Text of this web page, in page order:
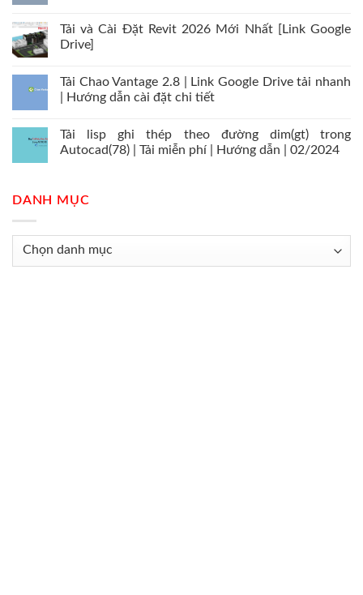
Tải và Cài Đặt Revit 2026 Mới Nhất [Link Google
Drive]
Tải Chao Vantage 2.8 | Link Google Drive tải nhanh
| Hướng dẫn cài đặt chi tiết
Tải lisp ghi thép theo đường dim(gt) trong
Autocad(78) | Tải miễn phí | Hướng dẫn | 02/2024
DANH MỤC
Danh